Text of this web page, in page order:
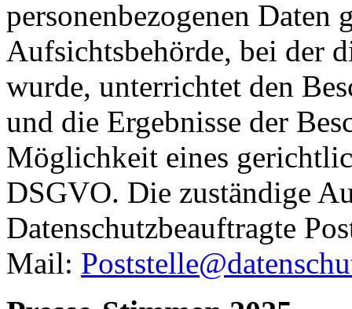
personenbezogenen
Aufsichtsbehörde, bei der
wurde, unterrichtet den
und die Ergebnisse der
Möglichkeit eines
DSGVO. Die zuständige
Datenschutzbeauftragte
Mail: